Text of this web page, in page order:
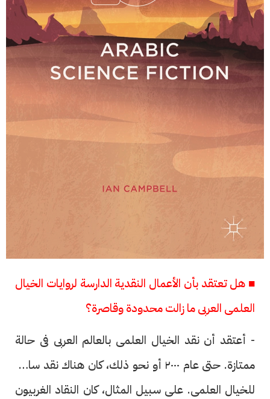
■ هل تعتقد بأن الأعمال النقدية الدارسة لروايات الخيال
العلمى العربى ما زالت محدودة وقاصرة؟
- أعتقد أن نقد الخيال العلمى بالعالم العربى فى حالة
ممتازة. حتى عام ٢٠٠٠ أو نحو ذلك، كان هناك نقد ساذج
للخيال العلمى. على سبيل المثال، كان النقاد الغربيون